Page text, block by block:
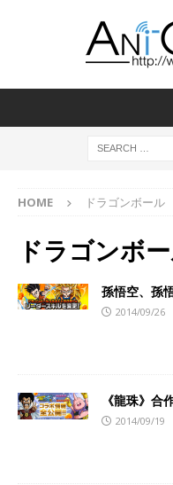
HOME ドラゴンボール
ドラゴンボ
孫悟空、孫
2014/09/26
《龍珠》合
2014/09/19